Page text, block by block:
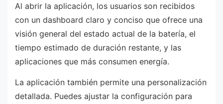
Al abrir la aplicación, los usuarios son recibidos
con un dashboard claro y conciso que ofrece una
visión general del estado actual de la batería, el
tiempo estimado de duración restante, y las
aplicaciones que más consumen energía.
La aplicación también permite una personalización
detallada. Puedes ajustar la configuración para